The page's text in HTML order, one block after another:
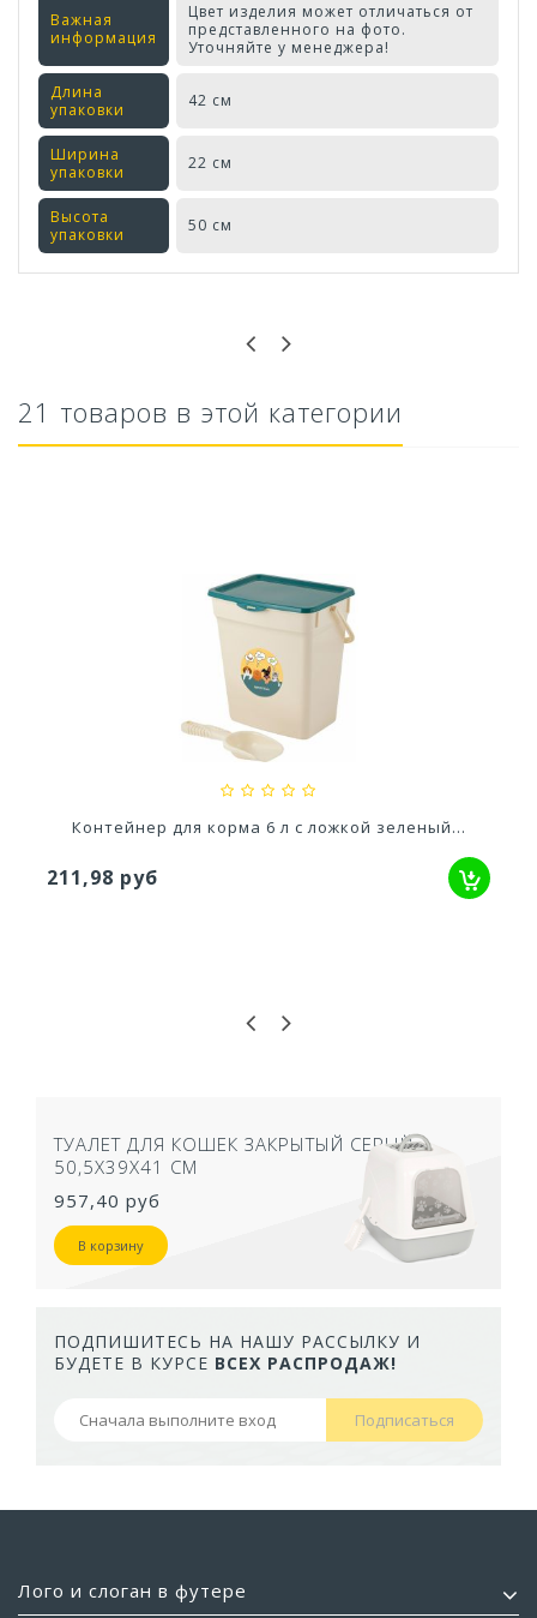
Важная
информация
Цвет изделия может отличаться от
представленного на фото.
Уточняйте у менеджера!
Длина
упаковки
42 см
Ширина
упаковки
22 см
Высота
упаковки
50 см
Ускоритель компоста 60гр
21 товаров в этой категории
Контейнер для корма 6 л с ложкой зеленый...
211,98 руб
ТУАЛЕТ ДЛЯ КОШЕК ЗАКРЫТЫЙ СЕРЫЙ
50,5Х39Х41 СМ
957,40 руб
В корзину
ПОДПИШИТЕСЬ НА НАШУ РАССЫЛКУ И
БУДЕТЕ В КУРСЕ ВСЕХ РАСПРОДАЖ!
Подписаться
Лого и слоган в футере